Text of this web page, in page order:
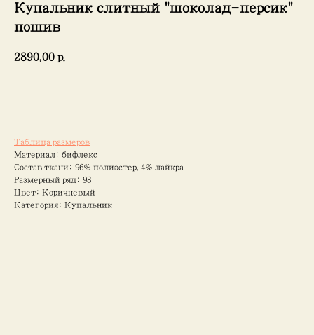
Купальник слитный "шоколад-персик"
пошив
2890,00 р.
Таблица размеров
Материал: бифлекс
Состав ткани: 96% полиэстер, 4% лайкра
Размерный ряд: 98
Цвет: Коричневый
Категория: Купальник